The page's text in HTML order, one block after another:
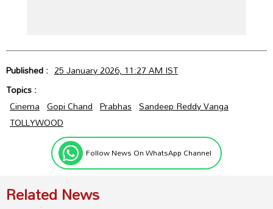
Published : 25 January 2026, 11:27 AM IST
Topics :
Cinema Gopi Chand Prabhas Sandeep Reddy Vanga
TOLLYWOOD
Follow News On WhatsApp Channel
Related News